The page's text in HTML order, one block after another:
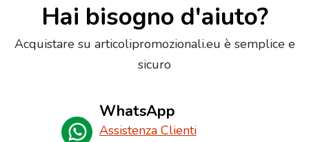
Hai bisogno d'aiuto?
Acquistare su articolipromozionali.eu è semplice e
sicuro
WhatsApp
Assistenza Clienti